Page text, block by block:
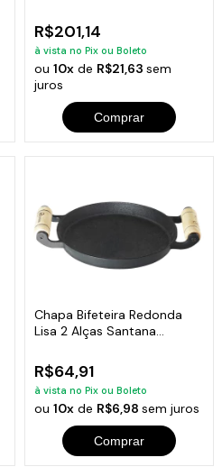
R$201,14
à vista no Pix ou Boleto
ou 10xde R$21,63 sem
juros
Comprar
Chapa Bifeteira Redonda
Lisa 2 Alças Santana
R$64,91
à vista no Pix ou Boleto
ou 10xde R$6,98 sem juros
Comprar